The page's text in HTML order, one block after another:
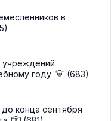
в
учреждений
году
(683)
конца сентября